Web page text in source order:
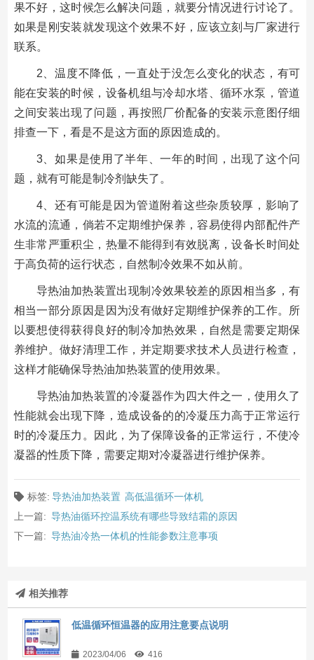
果不好，这时候怎么解决问题，就要分情况进行讨论了。
如果是刚安装就发现这个效果不好，应该立刻与厂家进行
联系。
2、温度不降低，一直处于没怎么变化的状态，有可
能在安装的时候，设备机组与冷却水塔、循环水泵，管道
之间安装出现了问题，再按照厂价配备的安装示意图仔细
排查一下，看是不是这方面的原因造成的。
3、如果是使用了半年、一年的时间，出现了这个问
题，就有可能是制冷剂缺失了。
4、还有可能是因为管道附着这些杂质较厚，影响了
水流的流通，倘若不定期维护保养，容易使得内部配件产
生非常严重积尘，热量不能得到有效脱离，设备长时间处
于高负荷的运行状态，自然制冷效果不如从前。
导热油加热装置出现制冷效果较差的原因相当多，有
相当一部分原因是因为没有做好定期维护保养的工作。所
以要想使得获得良好的制冷加热效果，自然是需要定期保
养维护。做好清理工作，并定期要求技术人员进行检查，
这样才能确保导热油加热装置的使用效果。
导热油加热装置的冷凝器作为四大件之一，使用久了
性能就会出现下降，造成设备的的冷凝压力高于正常运行
时的冷凝压力。因此，为了保障设备的正常运行，不使冷
凝器的性质下降，需要定期对冷凝器进行维护保养。
标签: 导热油加热装置 高低温循环一体机
上一篇: 导热油循环控温系统有哪些导致结霜的原因
下一篇: 导热油冷热一体机的性能参数注意事项
相关推荐
低温循环恒温器的应用注意要点说明
2023/04/06 416